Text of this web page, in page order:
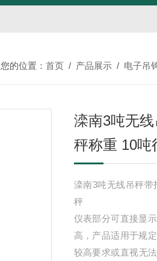
您的位置：首页 / 产品展示 / 电子吊
滦南3吨无
秤称重 10吨
滦南3吨无线吊秤带
秤
仪表部分可直接显
高，产品适用于规
较高要求或直视无